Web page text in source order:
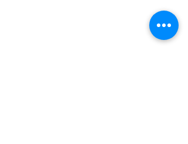
tautan langsung